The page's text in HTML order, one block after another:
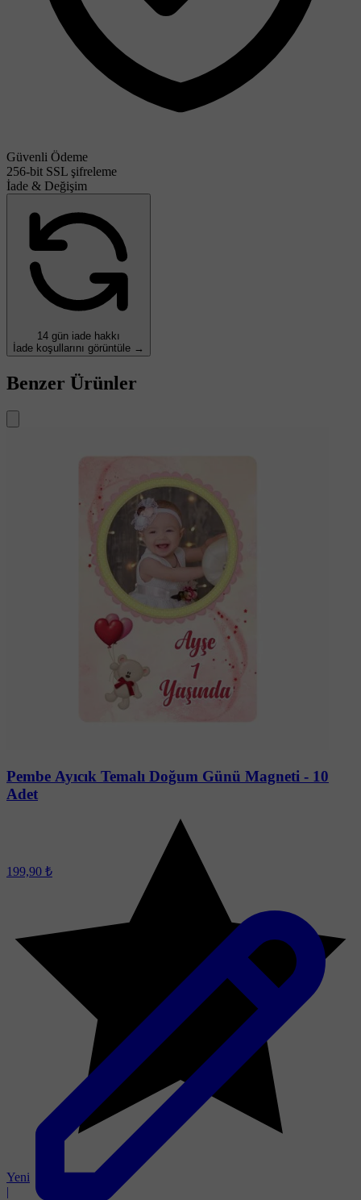
Güvenli Ödeme
256-bit SSL şifreleme
İade & Değişim
14 gün iade hakkı
İade koşullarını görüntüle →
Benzer Ürünler
Pembe Ayıcık Temalı Doğum Günü Magneti - 10
Adet
Yeni
|
199,90 ₺